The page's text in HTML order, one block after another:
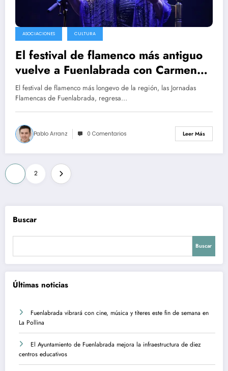
ASOCIACIONES CULTURA
El festival de flamenco más antiguo
vuelve a Fuenlabrada con Carmen
Linares
El festival de flamenco más longevo de la región, las Jornadas
Flamencas de Fuenlabrada, regresa…
Pablo Arranz 0 Comentarios Leer Más
Paginación
de
entradas
2
Buscar
Buscar
Últimas noticias
Fuenlabrada vibrará con cine, música y títeres este fin de semana en
La Pollina
El Ayuntamiento de Fuenlabrada mejora la infraestructura de diez
centros educativos